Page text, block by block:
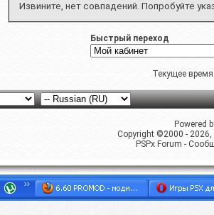
Извините, нет совпадений. Попробуйте
Быстрый переход
Текущее
Powered
Copyright ©2000 -
PSPx Forum -